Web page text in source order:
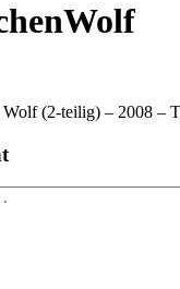
(2-teilig) – 2008 –